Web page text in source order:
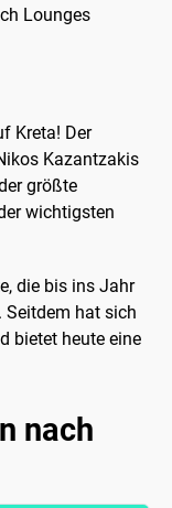
Lounges
Kreta! Der
Kazantzakis
größte
wichtigsten
die bis ins Jahr
Seitdem hat sich
bietet heute eine
nach